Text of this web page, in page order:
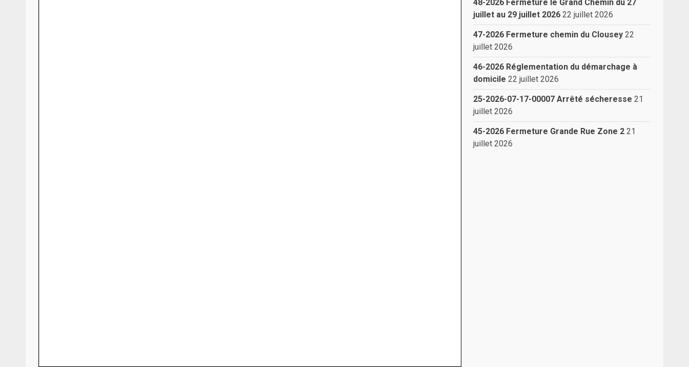
48-2026 Fermeture le Grand Chemin du 27
juillet au 29 juillet 2026 22 juillet 2026
47-2026 Fermeture chemin du Clousey 22
juillet 2026
46-2026 Réglementation du démarchage à
domicile 22 juillet 2026
25-2026-07-17-00007 Arrêté sécheresse 21
juillet 2026
45-2026 Fermeture Grande Rue Zone 2 21
juillet 2026